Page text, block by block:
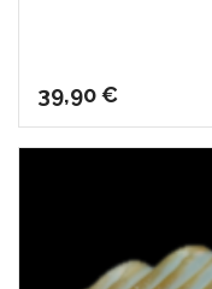
39,90€